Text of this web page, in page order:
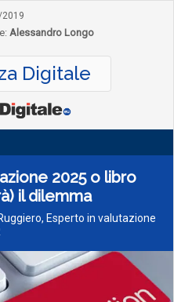
Alessandro Longo
Digitale
2025 o libro
il dilemma
Esperto in valutazione